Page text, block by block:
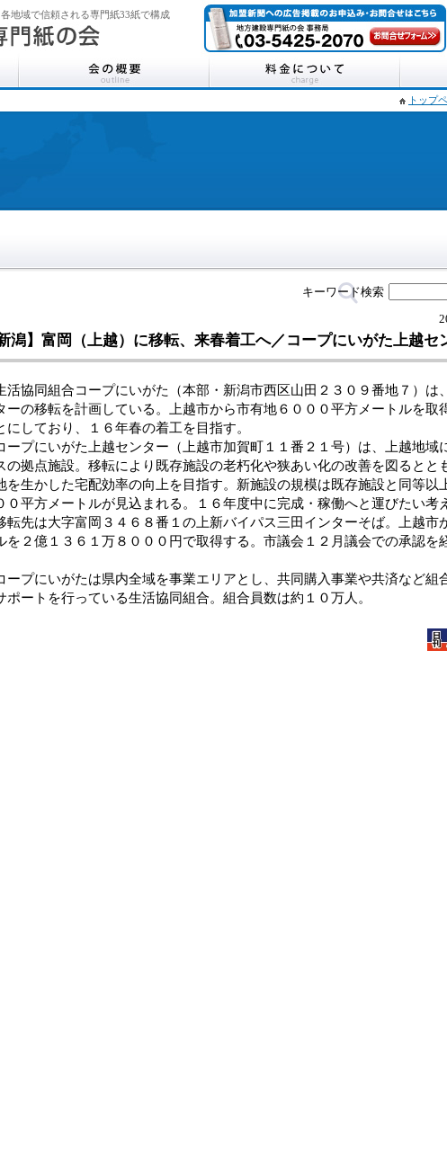
地域で信頼される専門紙33紙で構成
トップ
キーワード検索
新潟】富岡（上越）に移転、来春着工へ／コープにいがた上越セ
協同組合コープにいがた（本部・新潟市西区山田２３０９番地７）は
ーの移転を計画している。上越市から市有地６０００平方メートルを取
にしており、１６年春の着工を目指す。
プにいがた上越センター（上越市加賀町１１番２１号）は、上越地域
の拠点施設。移転により既存施設の老朽化や狭あい化の改善を図るとと
を生かした宅配効率の向上を目指す。新施設の規模は既存施設と同等以
０平方メートルが見込まれる。１６年度中に完成・稼働へと運びたい考
先は大字富岡３４６８番１の上新バイパス三田インターそば。上越市
を２億１３６１万８０００円で取得する。市議会１２月議会での承認を
プにいがたは県内全域を事業エリアとし、共同購入事業や共済など組
ポートを行っている生活協同組合。組合員数は約１０万人。